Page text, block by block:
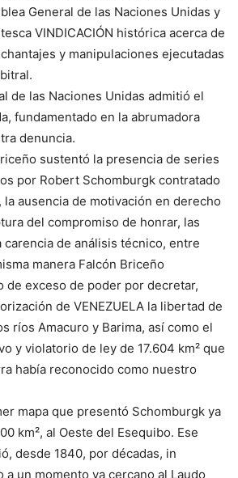
General de las Naciones Unidas y
VINDICACIÓN histórica acerca de
y manipulaciones ejecutadas
de las Naciones Unidas admitió el
fundamentado en la abrumadora
denuncia.
sustentó la presencia de series
por Robert Schomburgk contratado
la ausencia de motivación en derecho
del compromiso de honrar, las
carencia de análisis técnico, entre
manera Falcón Briceño
de exceso de poder por decretar,
de VENEZUELA la libertad de
ríos Amacuro y Barima, así como el
y violatorio de ley de 17.604 km² que
había reconocido como nuestro
mapa que presentó Schomburgk ya
km², al Oeste del Esequibo. Ese
desde 1840, por décadas, in
un momento ya cercano al Laudo